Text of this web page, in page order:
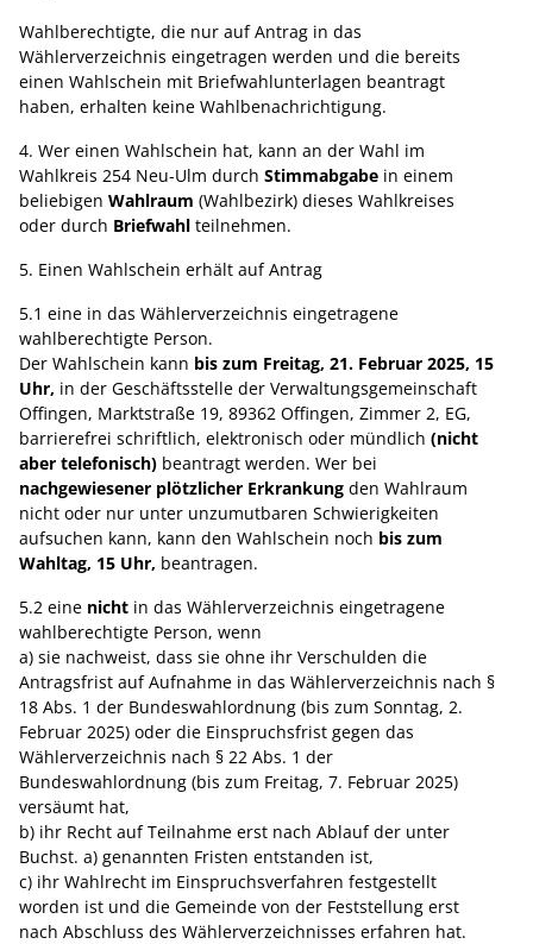
Wahlberechtigte, die nur auf Antrag in das
Wählerverzeichnis eingetragen werden und die bereits
einen Wahlschein mit Briefwahlunterlagen beantragt
haben, erhalten keine Wahlbenachrichtigung.
4. Wer einen Wahlschein hat, kann an der Wahl im
Wahlkreis 254 Neu-Ulm durch Stimmabgabe in einem
beliebigen Wahlraum (Wahlbezirk) dieses Wahlkreises
oder durch Briefwahl teilnehmen.
5. Einen Wahlschein erhält auf Antrag
5.1 eine in das Wählerverzeichnis eingetragene
wahlberechtigte Person.
Der Wahlschein kann bis zum Freitag, 21. Februar 2025, 15
Uhr, in der Geschäftsstelle der Verwaltungsgemeinschaft
Offingen, Marktstraße 19, 89362 Offingen, Zimmer 2, EG,
barrierefrei schriftlich, elektronisch oder mündlich (nicht
aber telefonisch) beantragt werden. Wer bei
nachgewiesener plötzlicher Erkrankung den Wahlraum
nicht oder nur unter unzumutbaren Schwierigkeiten
aufsuchen kann, kann den Wahlschein noch bis zum
Wahltag, 15 Uhr, beantragen.
5.2 eine nicht in das Wählerverzeichnis eingetragene
wahlberechtigte Person, wenn
a) sie nachweist, dass sie ohne ihr Verschulden die
Antragsfrist auf Aufnahme in das Wählerverzeichnis nach §
18 Abs. 1 der Bundeswahlordnung (bis zum Sonntag, 2.
Februar 2025) oder die Einspruchsfrist gegen das
Wählerverzeichnis nach § 22 Abs. 1 der
Bundeswahlordnung (bis zum Freitag, 7. Februar 2025)
versäumt hat,
b) ihr Recht auf Teilnahme erst nach Ablauf der unter
Buchst. a) genannten Fristen entstanden ist,
c) ihr Wahlrecht im Einspruchsverfahren festgestellt
worden ist und die Gemeinde von der Feststellung erst
nach Abschluss des Wählerverzeichnisses erfahren hat.